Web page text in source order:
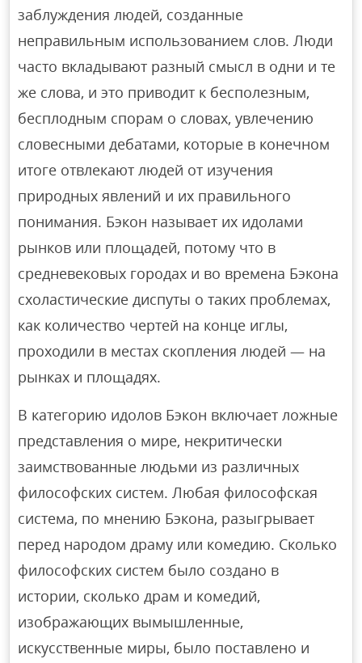
заблуждения людей, созданные
неправильным использованием слов. Люди
часто вкладывают разный смысл в одни и те
же слова, и это приводит к бесполезным,
бесплодным спорам о словах, увлечению
словесными дебатами, которые в конечном
итоге отвлекают людей от изучения
природных явлений и их правильного
понимания. Бэкон называет их идолами
рынков или площадей, потому что в
средневековых городах и во времена Бэкона
схоластические диспуты о таких проблемах,
как количество чертей на конце иглы,
проходили в местах скопления людей — на
рынках и площадях.
В категорию идолов Бэкон включает ложные
представления о мире, некритически
заимствованные людьми из различных
философских систем. Любая философская
система, по мнению Бэкона, разыгрывает
перед народом драму или комедию. Сколько
философских систем было создано в
истории, сколько драм и комедий,
изображающих вымышленные,
искусственные миры, было поставлено и